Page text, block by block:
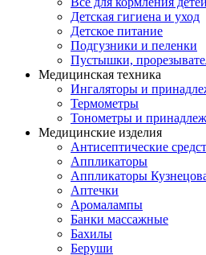
Детская гигиена и уход
Детское питание
Подгузники и пеленки
Пустышки,
Медицинская техника
Ингаляторы и
Термометры
Тонометры и
Медицинские изделия
Антисептические
Аппликаторы
Аппликаторы
Аптечки
Аромалампы
Банки массажные
Бахилы
Беруши